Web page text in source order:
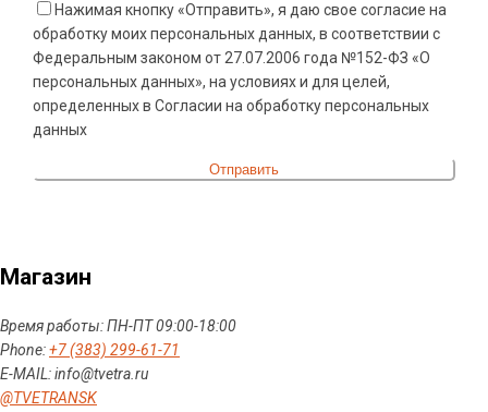
Нажимая кнопку «Отправить», я даю свое согласие на
обработку моих персональных данных, в соответствии с
Федеральным законом от 27.07.2006 года №152-ФЗ «О
персональных данных», на условиях и для целей,
определенных в Согласии на обработку персональных
данных
Магазин
Время работы: ПН-ПТ 09:00-18:00
Phone:+7 (383) 299-61-71
E-MAIL: info@tvetra.ru
@TVETRANSK